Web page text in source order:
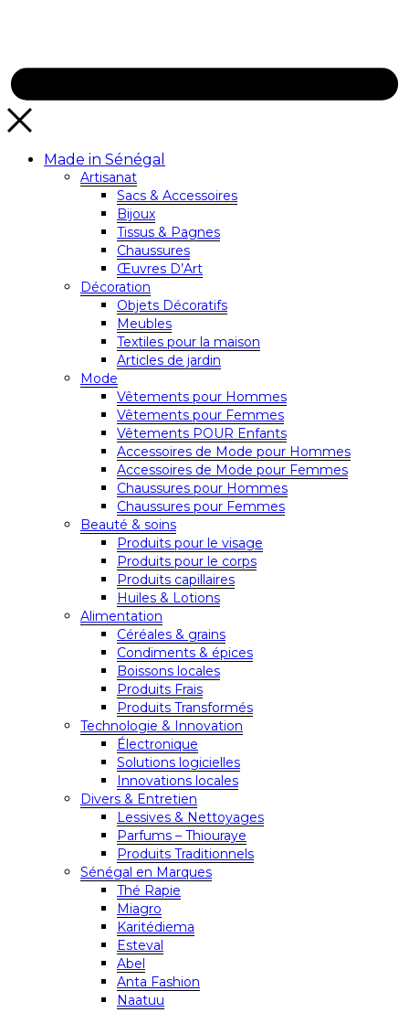
Made in Sénégal
Artisanat
Sacs & Accessoires
Bijoux
Tissus & Pagnes
Chaussures
Œuvres D’Art
Décoration
Objets Décoratifs
Meubles
Textiles pour la maison
Articles de jardin
Mode
Vêtements pour Hommes
Vêtements pour Femmes
Vêtements POUR Enfants
Accessoires de Mode pour Hommes
Accessoires de Mode pour Femmes
Chaussures pour Hommes
Chaussures pour Femmes
Beauté & soins
Produits pour le visage
Produits pour le corps
Produits capillaires
Huiles & Lotions
Alimentation
Céréales & grains
Condiments & épices
Boissons locales
Produits Frais
Produits Transformés
Technologie & Innovation
Électronique
Solutions logicielles
Innovations locales
Divers & Entretien
Lessives & Nettoyages
Parfums – Thiouraye
Produits Traditionnels
Sénégal en Marques
Thé Rapie
Miagro
Karitédiema
Esteval
Abel
Anta Fashion
Naatuu